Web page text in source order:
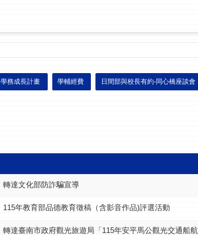
學務成長計畫 學輔經費 日間部與校長有約-同心橋座談會
轉達文化部防詐騙宣導
115年教育部品德教育徵稿（含影音作品)評選活動
轉達臺南市政府觀光旅遊局「115年安平馬公觀光交通船航